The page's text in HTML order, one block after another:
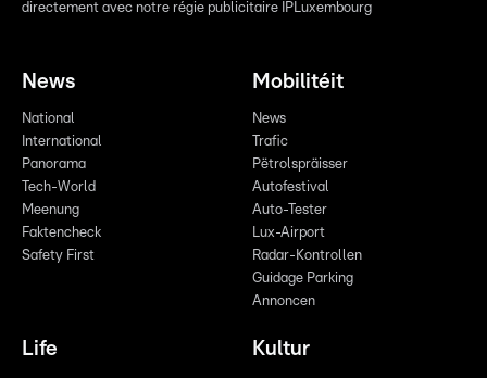
directement avec notre régie publicitaire IPLuxembourg
News
National
International
Panorama
Tech-World
Meenung
Faktencheck
Safety First
Mobilitéit
News
Trafic
Pëtrolspräisser
Autofestival
Auto-Tester
Lux-Airport
Radar-Kontrollen
Guidage Parking
Annoncen
Life Kultur